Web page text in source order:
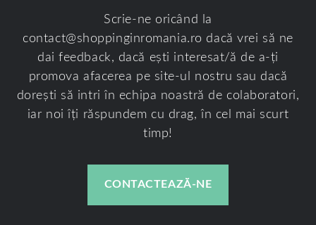
Scrie-ne oricând la
contact@shoppinginromania.ro dacă vrei să ne
dai feedback, dacă ești interesat/ă de a-ți
promova afacerea pe site-ul nostru sau dacă
dorești să intri în echipa noastră de colaboratori,
iar noi îți răspundem cu drag, în cel mai scurt
timp!
CONTACTEAZĂ-NE